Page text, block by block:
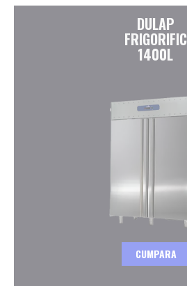
DULAP
FRIGORIFIC
1400L
CUMPARA